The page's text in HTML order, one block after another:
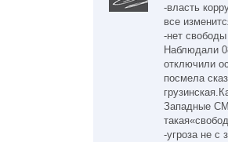
-власть
все
-нет
Наблюдали
отключили
посмела
Западные
-угроза не с